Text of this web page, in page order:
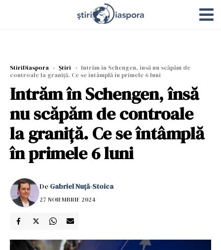
StiriDiaspora › Știri › Intrăm în Schengen, însă nu scăpăm de
controale la graniță. Ce se întâmplă în primele 6 luni
Intrăm în Schengen, însă
nu scăpăm de controale
la graniță. Ce se întâmplă
în primele 6 luni
De Gabriel Nuță-Stoica
27 NOIEMBRIE 2024